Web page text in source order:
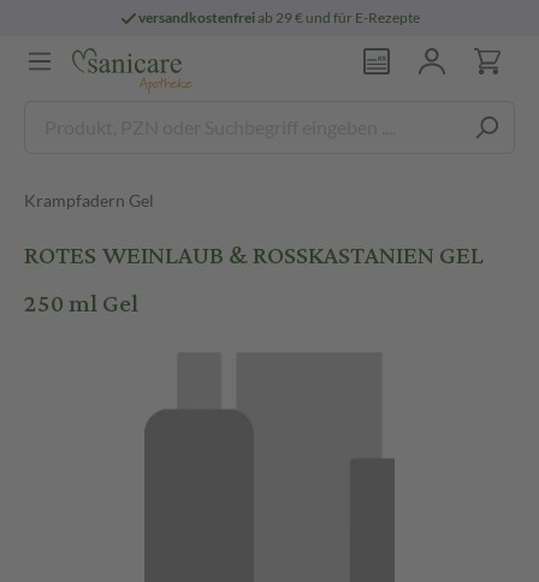
versandkostenfreiab 29 € und für E-Rezepte
Krampfadern Gel
ROTES WEINLAUB & ROSSKASTANIEN GEL
250 ml Gel